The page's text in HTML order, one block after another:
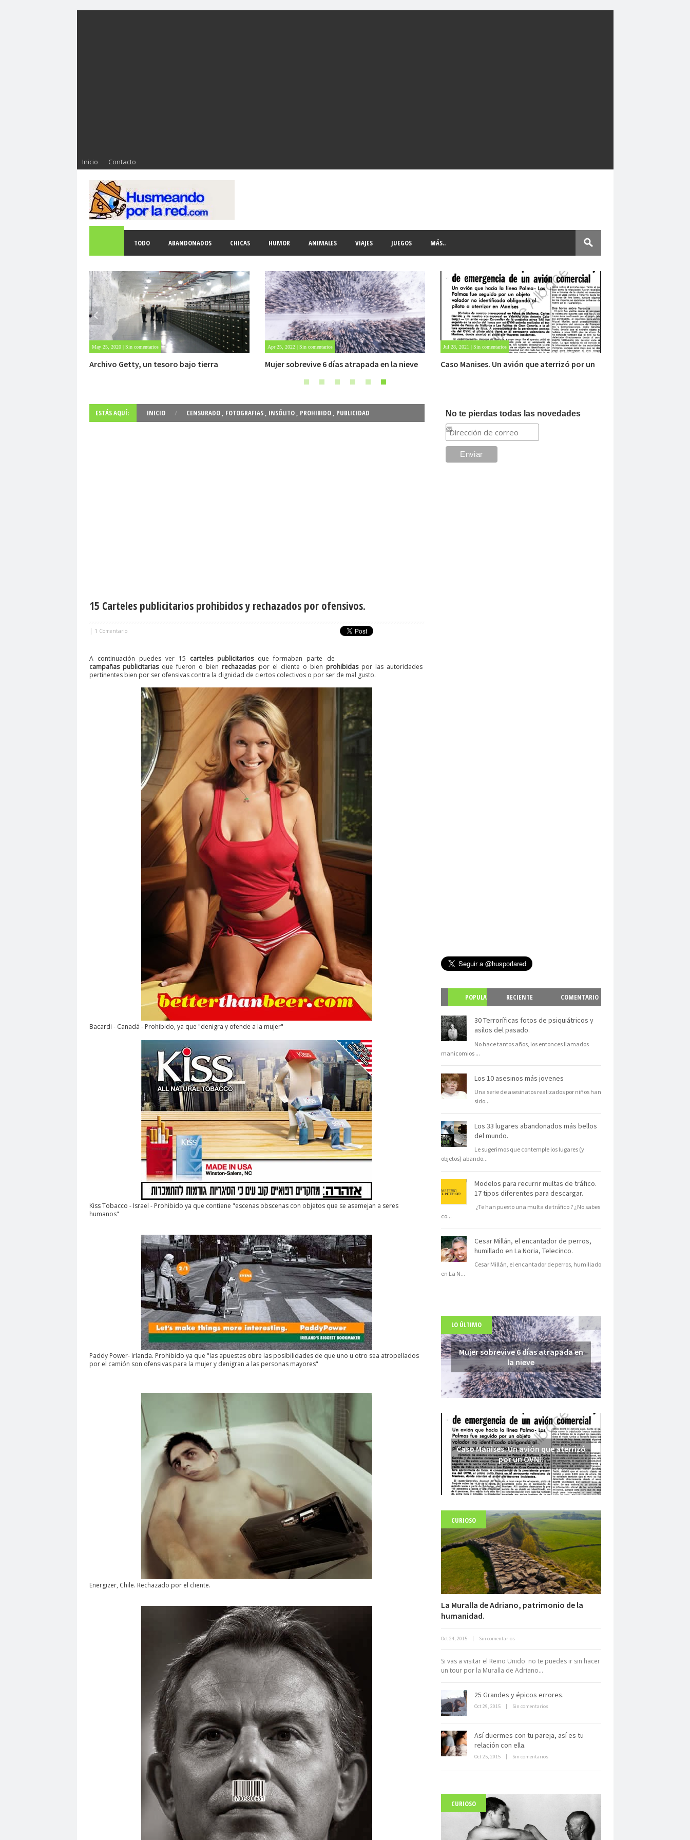
Inicio Contacto
TODO ABANDONADOS CHICAS HUMOR ANIMALES VIAJES JUEGOS MÁS..
Apr 25, 2022 | Sin comentarios
Mujer sobrevive 6 días atrapada en la nieve
Jul 28, 2021 | Sin comentarios
Caso Manises. Un avión que aterrizó por un
May 28, 2021 | Sin comentarios
Fuerte abandonado del siglo XIX
ESTÁS AQUÍ: INICIO / CENSURADO , FOTOGRAFIAS , INSÓLITO , PROHIBIDO , PUBLICIDAD
15 Carteles publicitarios prohibidos y rechazados por ofensivos.
| 1 Comentario
A continuación puedes ver 15 carteles publicitariosque formaban parte de
campañas publicitariasque fueron o bien rechazadaspor el cliente o bien prohibidaspor las autoridades
pertinentes bien por ser ofensivas contra la dignidad de ciertos colectivos o por ser de mal gusto.
Bacardi - Canadá - Prohibido, ya que "denigra y ofende a la mujer"
Kiss Tobacco - Israel - Prohibido ya que contiene "escenas obscenas con objetos que se asemejan a seres
humanos"
Paddy Power- Irlanda. Prohibido ya que "las apuestas obre las posibilidades de que uno u otro sea atropellados
por el camión son ofensivas para la mujer y denigran a las personas mayores"
Energizer, Chile. Rechazado por el cliente.
No te pierdas todas las novedades
POPULA
R
RECIENTE
COMENTARIO
S
30 Terroríficas fotos de psiquiátricos y
asilos del pasado.
No hace tantos años, los entonces llamados
manicomios ...
Los 10 asesinos más jovenes
Una serie de asesinatos realizados por niños han
sido...
Los 33 lugares abandonados más bellos
del mundo.
Le sugerimos que contemple los lugares (y
objetos) abando...
Modelos para recurrir multas de tráfico.
17 tipos diferentes para descargar.
¿Te han puesto una multa de tráfico ? ¿No sabes
co...
Cesar Millán, el encantador de perros,
humillado en La Noria, Telecinco.
Cesar Millán, el encantador de perros, humillado
en La N...
LO ÚLTIMO
Mujer sobrevive 6 días atrapada en
la nieve
Caso Manises. Un avión que aterrizó
por un OVNI.
Fuerte abandonado del siglo XIX
Neuromarketing: el uso de la
electrónico
Dentro de un manicomio
abandonado
Carlo Acutis, el beato incorrupto de
CURIOSO
La Muralla de Adriano, patrimonio de la
humanidad.
Oct 24, 2015 | Sin comentarios
Si vas a visitar el Reino Unido no te puedes ir sin hacer
un tour por la Muralla de Adriano...
25 Grandes y épicos errores.
Oct 29, 2015 | Sin comentarios
Así duermes con tu pareja, así es tu
relación con ella.
Oct 25, 2015 | Sin comentarios
CURIOSO